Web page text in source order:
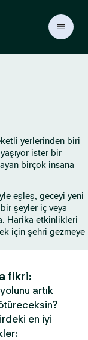
yerlerinden biri
ister bir
birçok insana
eşleş, geceyi yeni
şeyler iç veya
Harika etkinlikleri
için şehri gezmeye
fikri:
artık
en iyi